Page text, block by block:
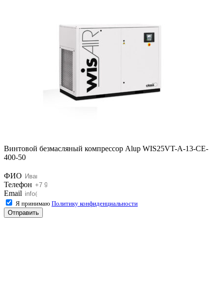
Винтовой безмасляный компрессор Alup WIS25VT-A-13-CE-
400-50
ФИО
Телефон
Email
Я принимаю Политику конфиденциальности
Отправить